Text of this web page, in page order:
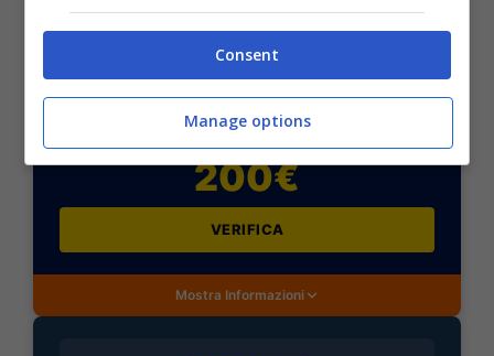
Bonus 50€ SENZA deposito + fino a 50€ di
rimborso
Bonus 50€ senza deposito sport + fino a 50€ di
bonus rimborso sul primo deposito
200€
VERIFICA
Mostra Informazioni
Consent
Manage options